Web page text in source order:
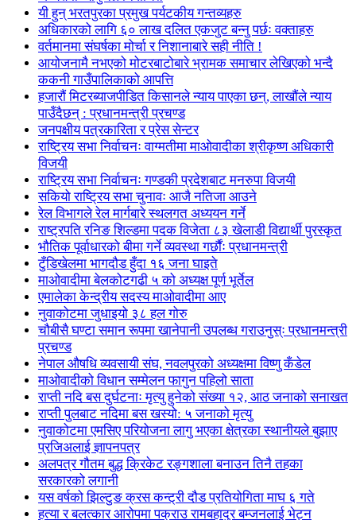
यी हुन् भरतपुरका प्रमुख पर्यटकीय गन्तव्यहरु
अधिकारको लागि ६० लाख दलित एकजुट बन्नु पर्छः वक्ताहरु
वर्तमानमा संघर्षका मोर्चा र निशानाबारे सही नीति !
आयोजनामै नभएको मोटरबाटोबारे भ्रामक समाचार लेखिएको भन्दै
ककनी गाउँपालिकाको आपत्ति
हजारौं मिटरब्याजपीडित किसानले न्याय पाएका छन्, लाखौंले न्याय
पाउँदैछन् : प्रधानमन्त्री प्रचण्ड
जनपक्षीय पत्रकारिता र प्रेस सेन्टर
राष्ट्रिय सभा निर्वाचनः वाग्मतीमा माओवादीका श्रीकृष्ण अधिकारी
विजयी
राष्ट्रिय सभा निर्वाचनः गण्डकी प्रदेशबाट मनरुपा विजयी
सकियो राष्ट्रिय सभा चुनावः आजै नतिजा आउने
रेल विभागले रेल मार्गबारे स्थलगत अध्ययन गर्ने
राष्ट्रपति रनिङ शिल्डमा पदक विजेता ८३ खेलाडी विद्यार्थी पुरस्कृत
भौतिक पूर्वाधारको बीमा गर्ने व्यवस्था गर्छौंः प्रधानमन्त्री
टुँडिखेलमा भागदौड हुँदा १६ जना घाइते
माओवादीमा बेलकोटगढी ५ को अध्यक्ष पूर्ण भूर्तेल
एमालेका केन्द्रीय सदस्य माओ‌वादीमा आए
नुवाकोटमा जुधाइयो ३८ हल गोरु
चौबीसै घण्टा समान रूपमा खानेपानी उपलब्ध गराउनुस्ः प्रधानमन्त्री
प्रचण्ड
नेपाल औषधि व्यवसायी संघ, नवलपुरको अध्यक्षमा विष्णु कँडेल
माओवादीको विधान सम्मेलन फागुन पहिलो साता
राप्ती नदि बस दुर्घटनाः मृत्यु हुनेको संख्या १२, आठ जनाको सनाखत
राप्ती पुलबाट नदिमा बस खस्यो: ५ जनाको मृत्यु
नुवाकोटमा एमसिए परियोजना लागु भएका क्षेत्रका स्थानीयले बुझाए
प्रजिअलाई ज्ञापनपत्र
अलपत्र गौतम बुद्ध क्रिकेट रङ्गशाला बनाउन तिनै तहका
सरकारको लगानी
यस वर्षको झिल्टुङ क्रस कन्ट्री दौड प्रतियोगिता माघ ६ गते
हत्या र बलत्कार आरोपमा पक्राउ रामबहादुर बम्जनलाई भेट्न